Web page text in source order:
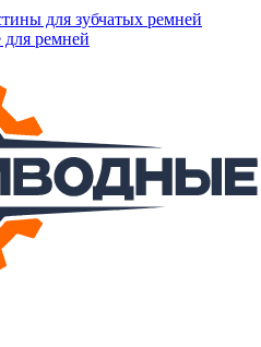
для зубчатых ремней
ремней